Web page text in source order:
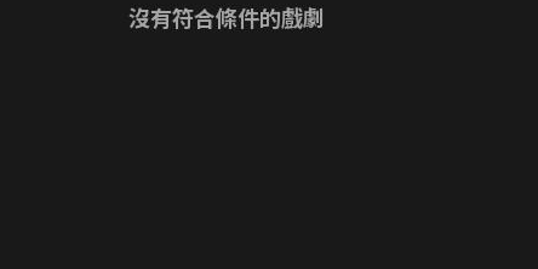
沒有符合條件的戲劇